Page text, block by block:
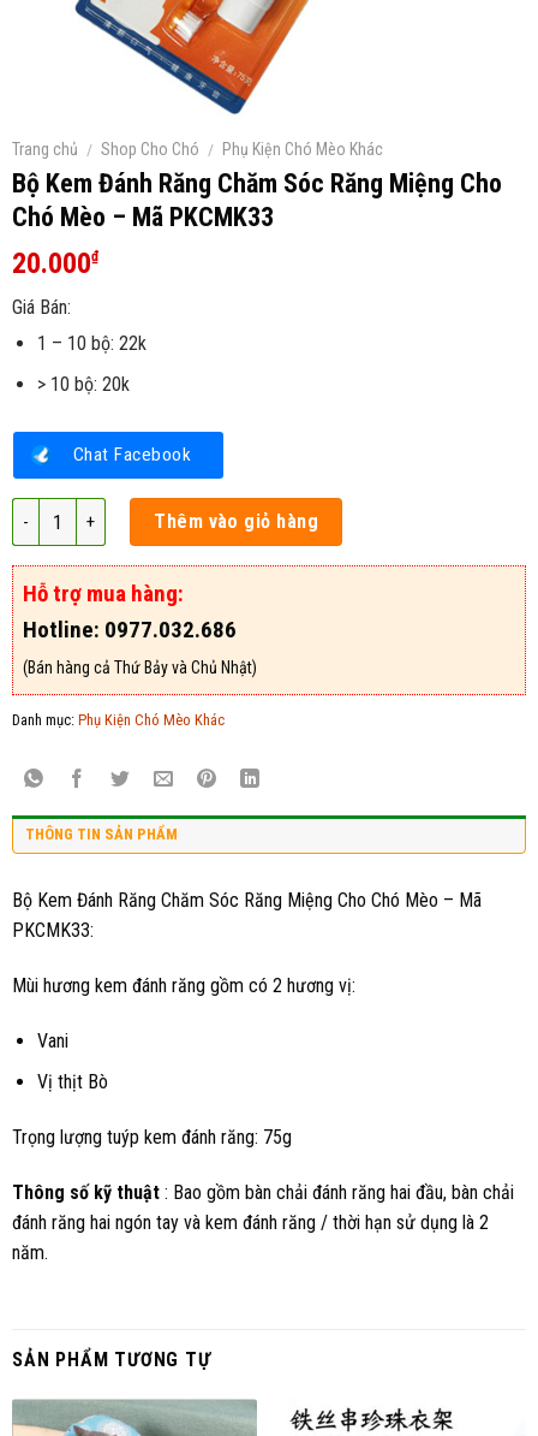
Trang chủ / Shop Cho Chó / Phụ Kiện Chó Mèo Khác
Bộ Kem Đánh Răng Chăm Sóc Răng Miệng Cho
Chó Mèo – Mã PKCMK33
20.000₫
Giá Bán:
1 – 10 bộ: 22k
> 10 bộ: 20k
Chat Facebook
Bộ Kem Đánh Răng Chăm Sóc Răng Miệng Cho Chó Mèo - Mã PKCMK33
Thêm vào giỏ hàng
Hỗ trợ mua hàng:
Hotline: 0977.032.686
(Bán hàng cả Thứ Bảy và Chủ Nhật)
Danh mục: Phụ Kiện Chó Mèo Khác
THÔNG TIN SẢN PHẨM
Bộ Kem Đánh Răng Chăm Sóc Răng Miệng Cho Chó Mèo – Mã
PKCMK33:
Mùi hương kem đánh răng gồm có 2 hương vị:
Vani
Vị thịt Bò
Trọng lượng tuýp kem đánh răng: 75g
Thông số kỹ thuật : Bao gồm bàn chải đánh răng hai đầu, bàn chải
đánh răng hai ngón tay và kem đánh răng / thời hạn sử dụng là 2
năm.
SẢN PHẨM TƯƠNG TỰ